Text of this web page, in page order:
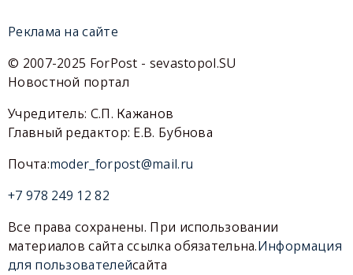
Реклама на сайте
© 2007-2025 ForPost - sevastopol.SU
Новостной портал
Учредитель: С.П. Кажанов
Главный редактор: Е.В. Бубнова
Почта:moder_forpost@mail.ru
+7 978 249 12 82
Все права сохранены. При использовании
материалов сайта ссылка обязательна.Информация
для пользователейсайта